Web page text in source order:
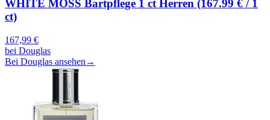
WHITE MOSS Bartpflege 1 ct Herren (167.99 € / 1
ct)
167,99 €
bei Douglas
Bei Douglas ansehen →